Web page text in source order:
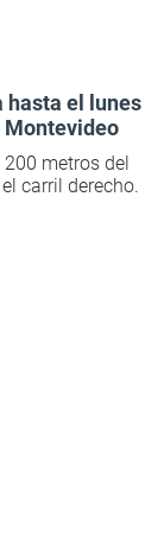
hasta el lunes
Montevideo
metros del
carril derecho.